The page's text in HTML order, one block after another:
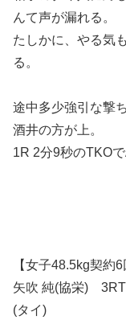
んて声が漏れる。
たしかに、やる気
る。
途中多少強引な撃
酒井の方が上。
1R 2分9秒のTKO
【女子48.5kg契約6
矢吹 純(協栄)
(タイ)